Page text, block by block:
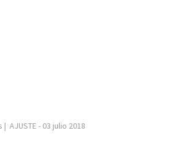
| AJUSTE- 03 julio 2018